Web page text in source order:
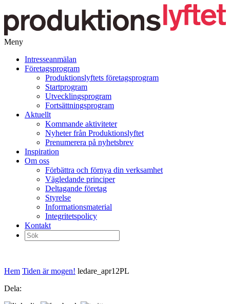
Meny
vidare
Intresseanmälan
Företagsprogram
Produktionslyftets företagsprogram
Startprogram
Utvecklingsprogram
Fortsättningsprogram
Aktuellt
Kommande aktiviteter
Nyheter från Produktionslyftet
Prenumerera på nyhetsbrev
Inspiration
Om oss
Förbättra och förnya din verksamhet
Vägledande principer
Deltagande företag
Styrelse
Informationsmaterial
Integritetspolicy
Kontakt
Sök
efter:
Hem Tiden är mogen! ledare_apr12PL
Dela: